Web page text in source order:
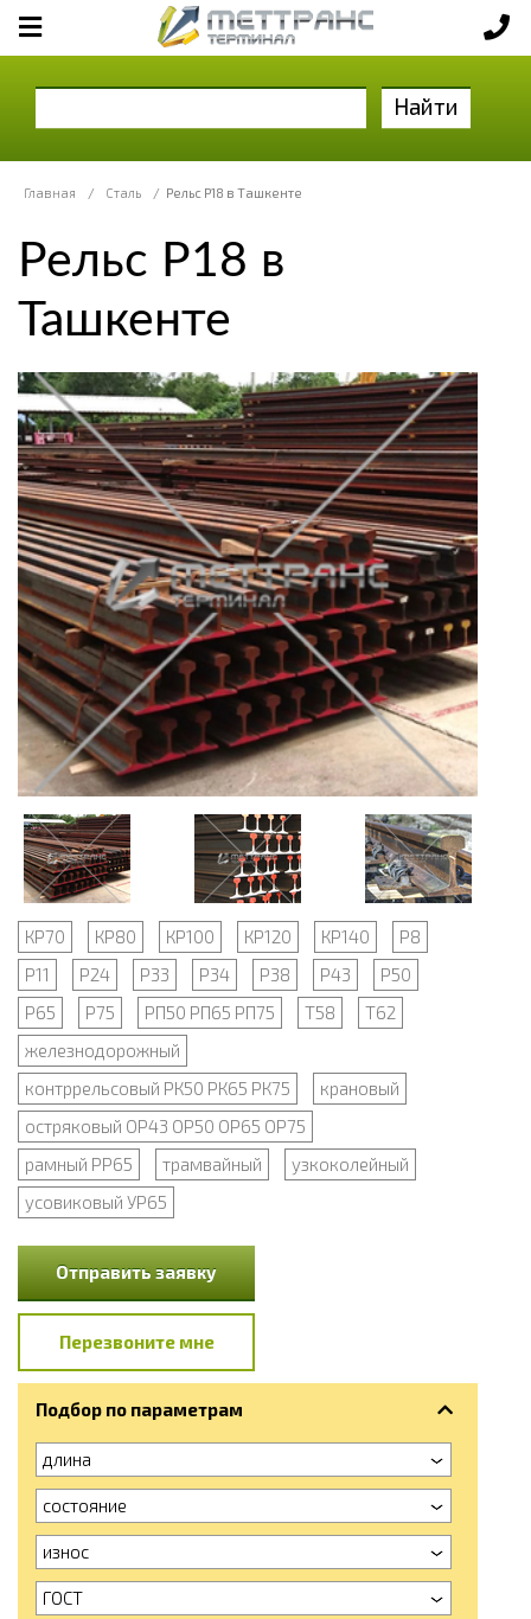
Найти
Главная / Сталь / Рельс Р18 в Ташкенте
Рельс Р18 в
Ташкенте
КР70 КР80 КР100 КР120 КР140
Р8
Р11
Р24 Р33 Р34 Р38 Р43
Р50
Р65
Р75 РП50 РП65 РП75 Т58
Т62
железнодорожный
контррельсовый РК50 РК65 РК75
крановый
остряковый ОР43 ОР50 ОР65 ОР75
рамный РР65
трамвайный
узкоколейный
усовиковый УР65
Отправить заявку
Перезвоните мне
Подбор по параметрам
длина
состояние
износ
ГОСТ